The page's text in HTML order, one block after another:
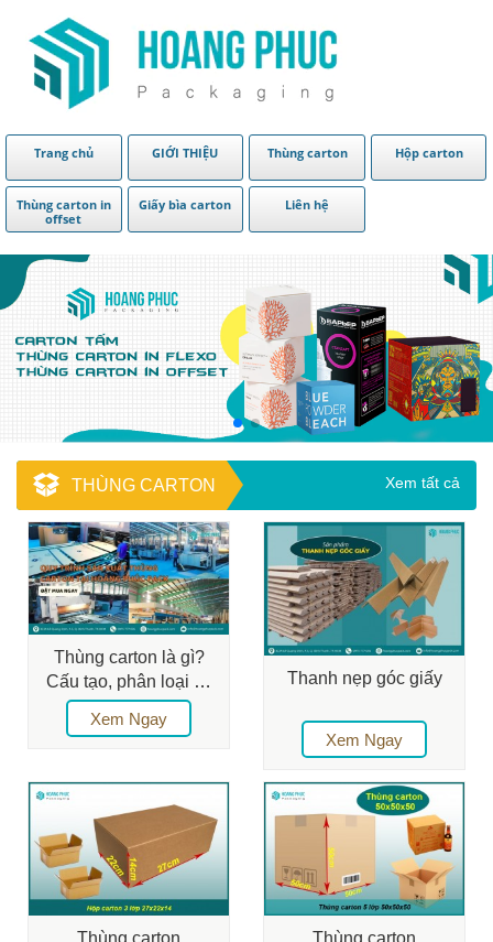
Trang chủ GIỚI THIỆU Thùng carton Hộp carton
Thùng carton in
offset
Giấy bìa carton Liên hệ
THÙNG CARTON Xem tất cả
Thùng carton là gì?
Cấu tạo, phân loại và
ứng dụng chi tiết
Xem Ngay
Thanh nẹp góc giấy
Xem Ngay